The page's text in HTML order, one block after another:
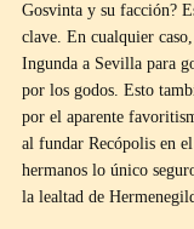
Gosvinta y su facción?
clave. En cualquier
Ingunda a Sevilla para
por los godos. Esto
por el aparente
al fundar Recópolis en
hermanos lo único
la lealtad de